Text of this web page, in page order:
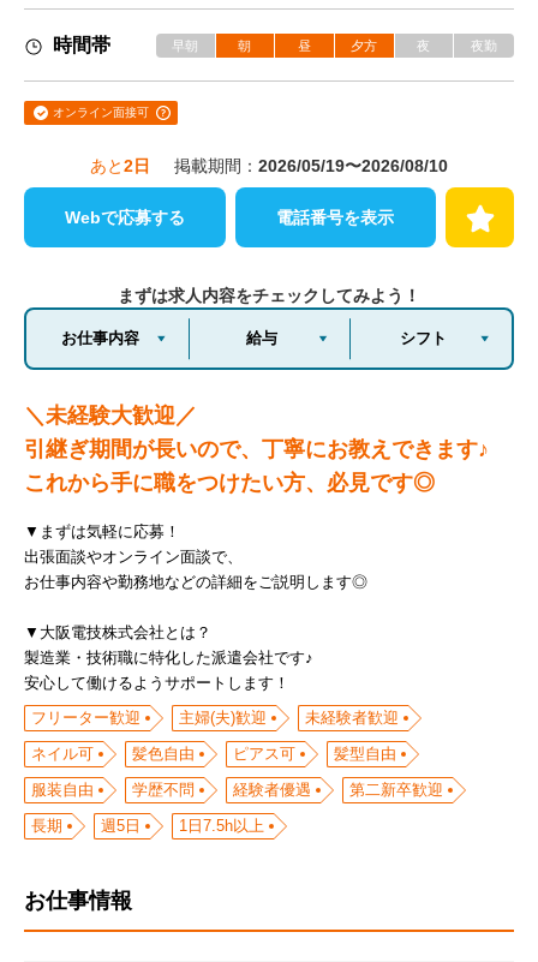
時間帯 早朝 朝 昼 夕方 夜 夜勤
オンライン面接可
あと2日 掲載期間： 2026/05/19〜2026/08/10
Webで応募する 電話番号を表示
まずは求人内容をチェックしてみよう！
お仕事内容 給与 シフト
＼未経験大歓迎／
引継ぎ期間が長いので、丁寧にお教えできます♪
これから手に職をつけたい方、必見です◎
▼まずは気軽に応募！
出張面談やオンライン面談で、
お仕事内容や勤務地などの詳細をご説明します◎
▼大阪電技株式会社とは？
製造業・技術職に特化した派遣会社です♪
安心して働けるようサポートします！
フリーター歓迎
主婦(夫)歓迎
未経験者歓迎
ネイル可
髪色自由 ピアス可
髪型自由
服装自由
学歴不問 経験者優遇
第二新卒歓迎
長期
週5日 1日7.5h以上
お仕事情報